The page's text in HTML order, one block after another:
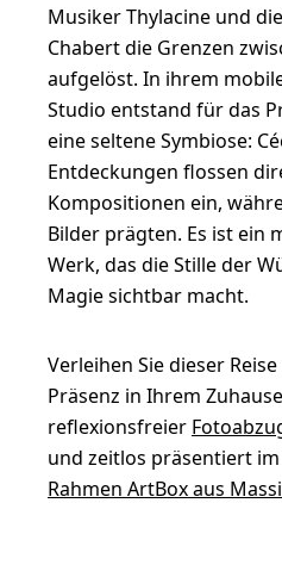
Musiker Thylacine und
Chabert die Grenzen
aufgelöst. In ihrem
Studio entstand für das
eine seltene Symbiose:
Entdeckungen flossen
Kompositionen ein,
Bilder prägten. Es ist ein
Werk, das die Stille der
Magie sichtbar macht.
Verleihen Sie dieser
Präsenz in Ihrem
reflexionsfreier
und zeitlos präsentiert
Rahmen ArtBox aus